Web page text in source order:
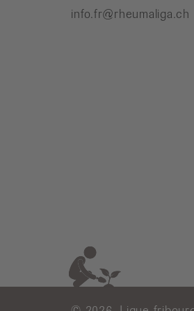
info.fr@rheumaliga.ch